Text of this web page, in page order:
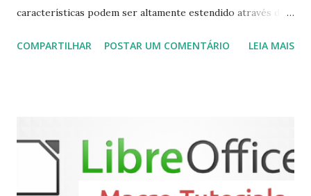
características podem ser altamente estendido através de
(personal video recorder). A versão final do Kodi 19.5
sudo apt-get install kodi Use o comando a seguir para
instalar codecs de áudio e outros complementos,
executando: $ sudo apt-get install --install-suggests
COMPARTILHAR POSTAR UM COMENTÁRIO LEIA MAIS